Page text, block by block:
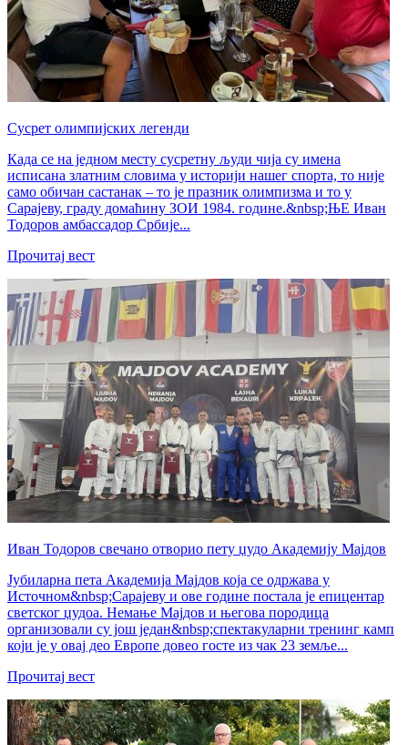
Сусрет олимпијских легенди
Када се на једном месту сусретну људи чија су имена
исписана златним словима у историји нашег спорта, то није
само обичан састанак – то је празник олимпизма и то у
Сарајеву, граду домаћину ЗОИ 1984. године.&nbsp;ЊЕ Иван
Тодоров амбассадор Србије...
Прочитај вест
Иван Тодоров свечано отворио пету џудо Академију Мајдов
Јубиларна пета Академија Мајдов која се одржава у
Источном&nbsp;Сарајеву и ове године постала је епицентар
светског џудоа. Немање Мајдов и његова породица
организовали су још један&nbsp;спектакуларни тренинг камп
који је у овај део Европе довео госте из чак 23 земље...
Прочитај вест